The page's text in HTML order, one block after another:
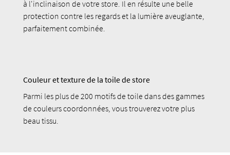
à l'inclinaison de votre store. Il en résulte une belle
protection contre les regards et la lumière aveuglante,
parfaitement combinée.
Couleur et texture de la toile de store
Parmi les plus de 200 motifs de toile dans des gammes
de couleurs coordonnées, vous trouverez votre plus
beau tissu.